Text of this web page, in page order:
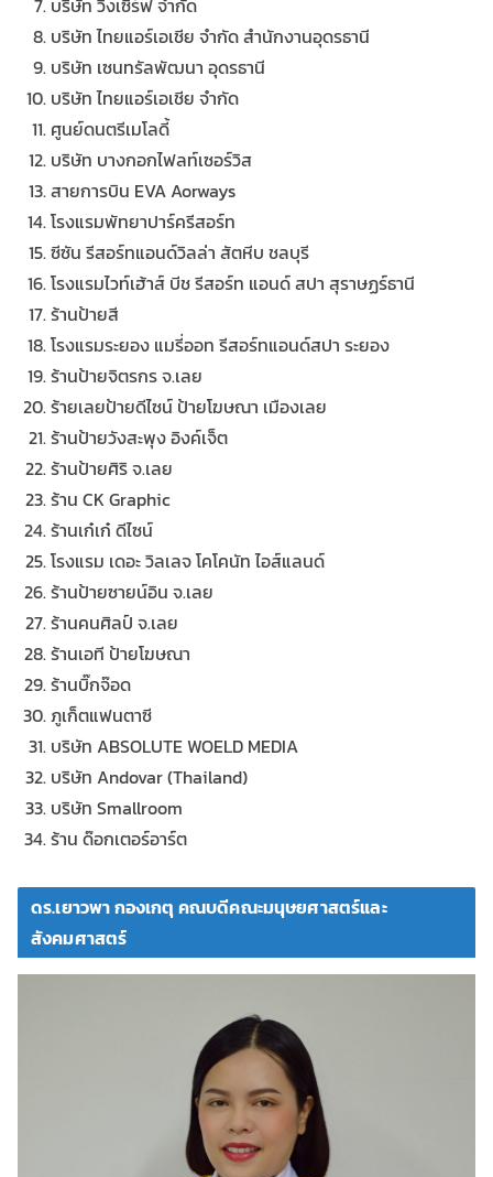
บริษัท วิงเซิร์ฟ จำกัด
บริษัท ไทยแอร์เอเชีย จำกัด สำนักงานอุดรธานี
บริษัท เซนทรัลพัฒนา อุดรธานี
บริษัท ไทยแอร์เอเชีย จำกัด
ศูนย์ดนตรีเมโลดี้
บริษัท บางกอกไฟลท์เซอร์วิส
สายการบิน EVA Aorways
โรงแรมพัทยาปาร์ครีสอร์ท
ซีซัน รีสอร์ทแอนด์วิลล่า สัตหีบ ชลบุรี
โรงแรมไวท์เฮ้าส์ บีช รีสอร์ท แอนด์ สปา สุราษฏร์ธานี
ร้านป้ายสี
โรงแรมระยอง แมรี่ออท รีสอร์ทแอนด์สปา ระยอง
ร้านป้ายจิตรกร จ.เลย
ร้ายเลยป้ายดีไซน์ ป้ายโฆษณา เมืองเลย
ร้านป้ายวังสะพุง อิงค์เจ็ต
ร้านป้ายศิริ จ.เลย
ร้าน CK Graphic
ร้านเก๋เก๋ ดีไซน์
โรงแรม เดอะ วิลเลจ โคโคนัท ไอส์แลนด์
ร้านป้ายซายน์อิน จ.เลย
ร้านคนศิลป์ จ.เลย
ร้านเอที ป้ายโฆษณา
ร้านบิ๊กจ๊อด
ภูเก็ตแฟนตาซี
บริษัท ABSOLUTE WOELD MEDIA
บริษัท Andovar (Thailand)
บริษัท Smallroom
ร้าน ด๊อกเตอร์อาร์ต
ดร.เยาวพา กองเกตุ คณบดีคณะมนุษยศาสตร์และ
สังคมศาสตร์